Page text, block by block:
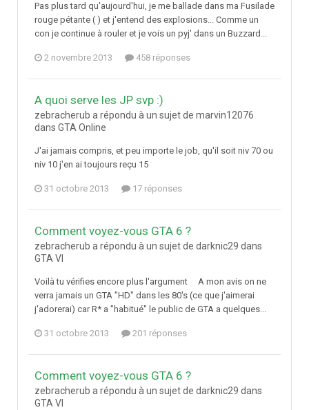
Pas plus tard qu'aujourd'hui, je me ballade dans ma Fusilade
rouge pétante ( ) et j'entend des explosions... Comme un
con je continue à rouler et je vois un pyj' dans un Buzzard...
2 novembre 2013 458 réponses
A quoi serve les JP svp :)
zebracherub a répondu à un sujet de marvin12076
dans GTA Online
J'ai jamais compris, et peu importe le job, qu'il soit niv 70 ou
niv 10 j'en ai toujours reçu 15
31 octobre 2013 17 réponses
Comment voyez-vous GTA 6 ?
zebracherub a répondu à un sujet de darknic29 dans
GTA VI
Voilà tu vérifies encore plus l'argument A mon avis on ne
verra jamais un GTA "HD" dans les 80's (ce que j'aimerai
j'adorerai) car R* a "habitué" le public de GTA a quelques...
31 octobre 2013 201 réponses
Comment voyez-vous GTA 6 ?
zebracherub a répondu à un sujet de darknic29 dans
GTA VI